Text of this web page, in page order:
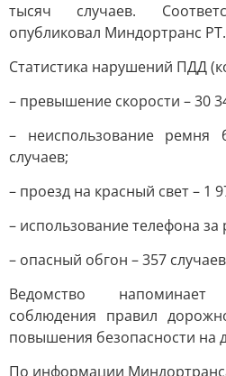
тысяч случаев.
опубликовал Миндортранс РТ.
Статистика нарушений ПДД
– превышение скорости – 30
– неиспользование ремня
случаев;
– проезд на красный свет – 1
– использование телефона за
– опасный обгон – 357
Ведомство
соблюдения правил
повышения безопасности на
По информации